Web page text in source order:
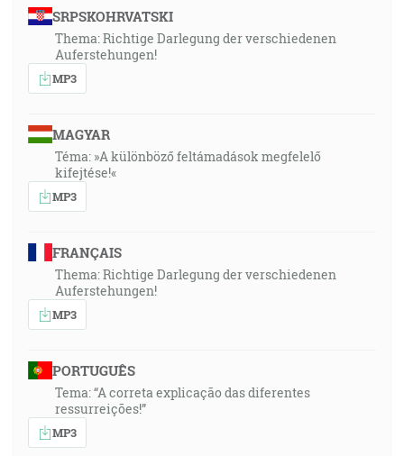
SRPSKOHRVATSKI
Thema: Richtige Darlegung der verschiedenen
Auferstehungen!
MP3
MAGYAR
Téma: »A különböző feltámadások megfelelő
kifejtése!«
MP3
FRANÇAIS
Thema: Richtige Darlegung der verschiedenen
Auferstehungen!
MP3
PORTUGUÊS
Tema: “A correta explicação das diferentes
ressurreições!”
MP3